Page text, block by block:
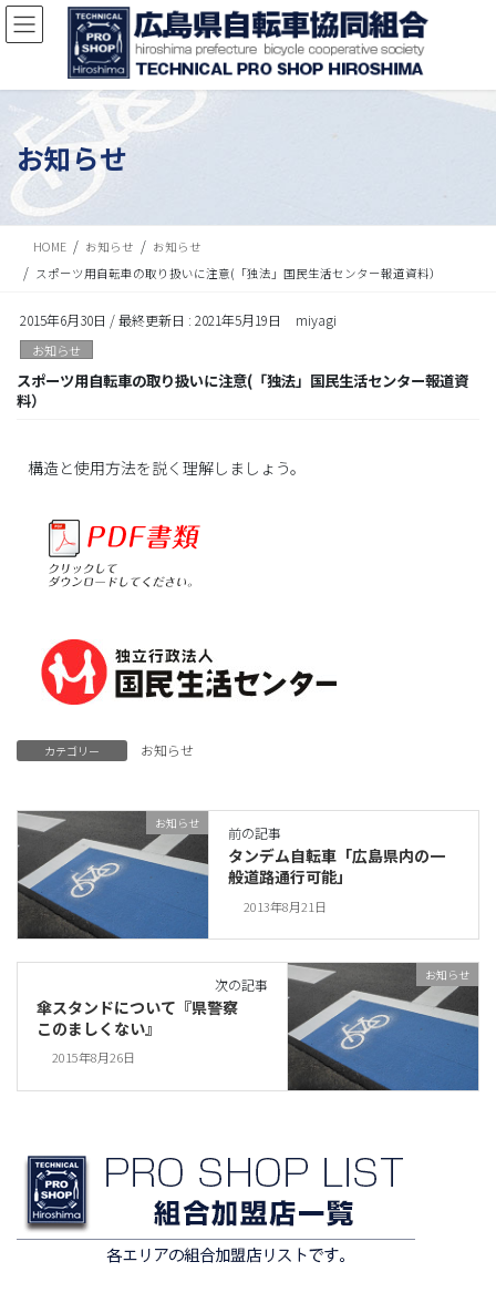
お知らせ
HOME お知らせ
お知らせ
スポーツ用自転車の取り扱いに注意(「独法」国民生活センター報道資料）
2015年6月30日 / 最終更新日 : 2021年5月19日 miyagi
お知らせ
スポーツ用自転車の取り扱いに注意(「独法」国民生活センター報道資
料）
構造と使用方法を説く理解しましょう。
カテゴリー お知らせ
お知らせ
前の記事
タンデム自転車「広島県内の一
般道路通行可能」
2013年8月21日
お知らせ
次の記事
傘スタンドについて『県警察
このましくない』
2015年8月26日